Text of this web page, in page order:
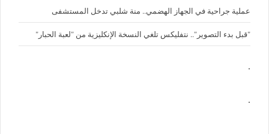
عملية جراحية في الجهاز الهضمي.. منة شلبي تدخل المستشفى
"قبل بدء التصوير".. نتفليكس تلغي النسخة الإنكليزية من "لعبة الحبار"
.
.